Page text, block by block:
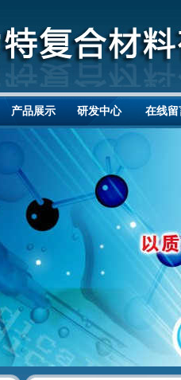
产品展示 研发中心 在线留